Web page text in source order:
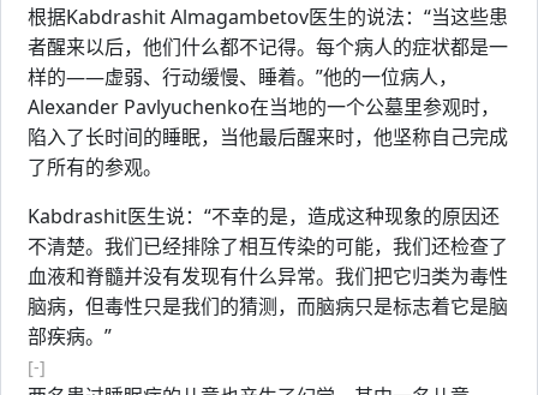
根据Kabdrashit Almagambetov医生的说法：“当这些患
者醒来以后，他们什么都不记得。每个病人的症状都是一
样的——虚弱、行动缓慢、睡着。”他的一位病人，
Alexander Pavlyuchenko在当地的一个公墓里参观时，
陷入了长时间的睡眠，当他最后醒来时，他坚称自己完成
了所有的参观。
Kabdrashit医生说：“不幸的是，造成这种现象的原因还
不清楚。我们已经排除了相互传染的可能，我们还检查了
血液和脊髓并没有发现有什么异常。我们把它归类为毒性
脑病，但毒性只是我们的猜测，而脑病只是标志着它是脑
部疾病。”
[-]